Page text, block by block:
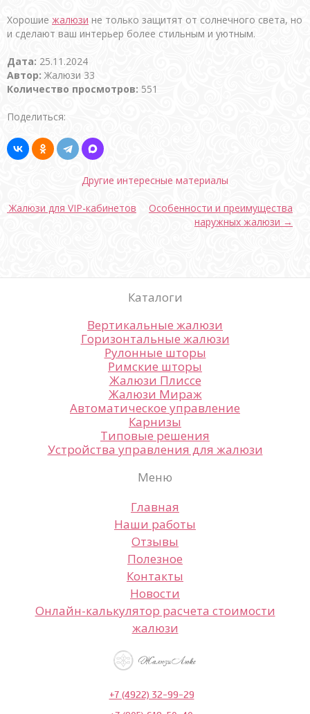
Хорошие жалюзи не только защитят от солнечного света, но
и сделают ваш интерьер более стильным и уютным.
Дата: 25.11.2024
Автор: Жалюзи 33
Количество просмотров: 551
Поделиться:
Другие интересные материалы
Жалюзи для VIP-кабинетов
Особенности и преимущества
наружных жалюзи →
Каталоги
Вертикальные жалюзи
Горизонтальные жалюзи
Рулонные шторы
Римские шторы
Жалюзи Плиссе
Жалюзи Мираж
Автоматическое управление
Карнизы
Типовые решения
Устройства управления для жалюзи
Меню
Главная
Наши работы
Отзывы
Полезное
Контакты
Новости
Онлайн-калькулятор расчета стоимости
жалюзи
+7 (4922) 32-99-29